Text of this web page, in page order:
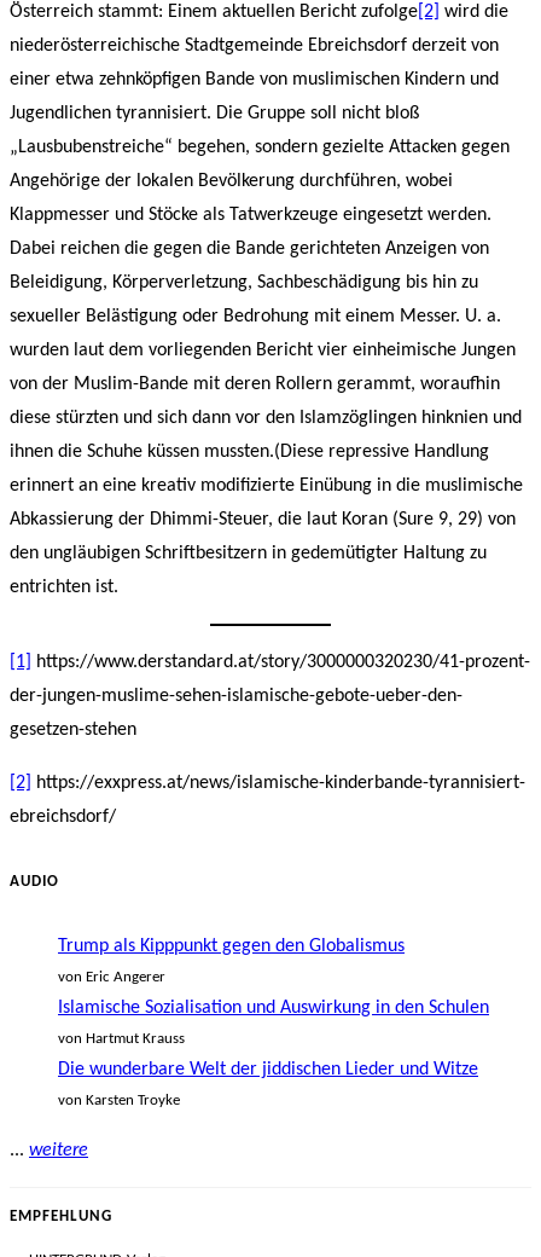
Österreich stammt: Einem aktuellen Bericht zufolge[2] wird die
niederösterreichische Stadtgemeinde Ebreichsdorf derzeit von
einer etwa zehnköpfigen Bande von muslimischen Kindern und
Jugendlichen tyrannisiert. Die Gruppe soll nicht bloß
„Lausbubenstreiche“ begehen, sondern gezielte Attacken gegen
Angehörige der lokalen Bevölkerung durchführen, wobei
Klappmesser und Stöcke als Tatwerkzeuge eingesetzt werden.
Dabei reichen die gegen die Bande gerichteten Anzeigen von
Beleidigung, Körperverletzung, Sachbeschädigung bis hin zu
sexueller Belästigung oder Bedrohung mit einem Messer. U. a.
wurden laut dem vorliegenden Bericht vier einheimische Jungen
von der Muslim-Bande mit deren Rollern gerammt, woraufhin
diese stürzten und sich dann vor den Islamzöglingen hinknien und
ihnen die Schuhe küssen mussten.(Diese repressive Handlung
erinnert an eine kreativ modifizierte Einübung in die muslimische
Abkassierung der Dhimmi-Steuer, die laut Koran (Sure 9, 29) von
den ungläubigen Schriftbesitzern in gedemütigter Haltung zu
entrichten ist.
[1] https://www.derstandard.at/story/3000000320230/41-prozent-
der-jungen-muslime-sehen-islamische-gebote-ueber-den-
gesetzen-stehen
[2] https://exxpress.at/news/islamische-kinderbande-tyrannisiert-
ebreichsdorf/
AUDIO
Trump als Kipppunkt gegen den Globalismus
von Eric Angerer
Islamische Sozialisation und Auswirkung in den Schulen
von Hartmut Krauss
Die wunderbare Welt der jiddischen Lieder und Witze
von Karsten Troyke
... weitere
EMPFEHLUNG